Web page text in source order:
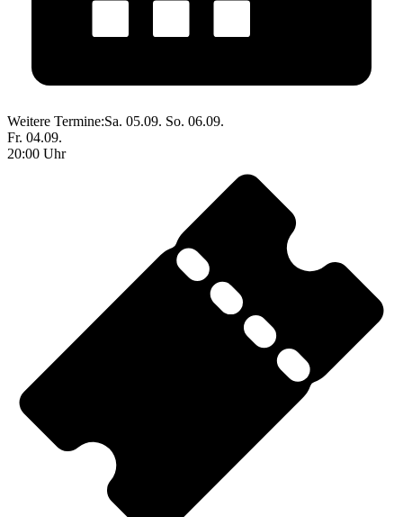
Weitere Termine:Sa. 05.09. So. 06.09.
Fr. 04.09.
20:00 Uhr